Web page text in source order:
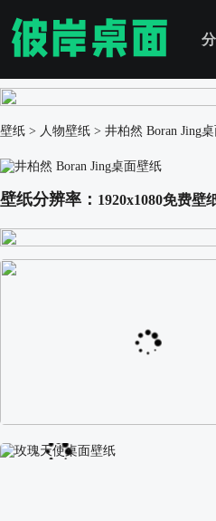
壁纸 > 人物壁纸 > 井柏然 Boran Jing
壁纸分辨率： 1920x1080免费壁
阿尔卑斯山区自然风景壁纸